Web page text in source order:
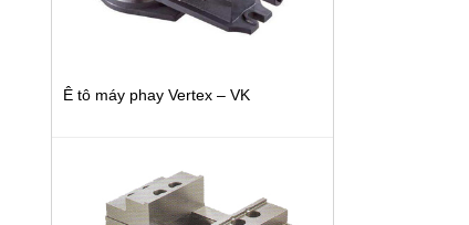
Ê tô máy phay Vertex – VK